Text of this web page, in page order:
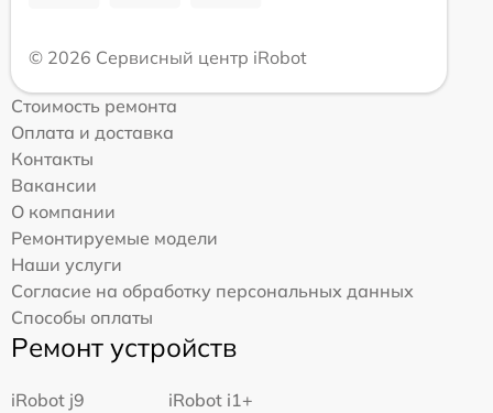
© 2026 Сервисный центр iRobot
Стоимость ремонта
Оплата и доставка
Контакты
Вакансии
О компании
Ремонтируемые модели
Наши услуги
Согласие на обработку персональных данных
Способы оплаты
Ремонт устройств
iRobot j9
iRobot i1+